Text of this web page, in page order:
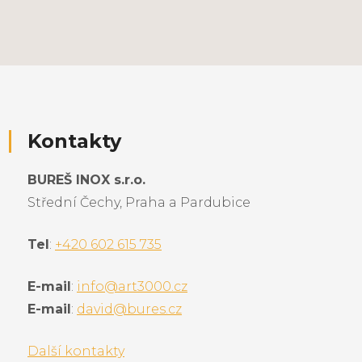
Kontakty
BUREŠ INOX s.r.o.
Střední Čechy, Praha a Pardubice
Tel: +420 602 615 735
E-mail: info@art3000.cz
E-mail: david@bures.cz
Další kontakty